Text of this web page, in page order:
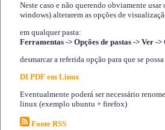
Neste caso e não querendo obviamente
windows) alterarem as opções de
em qualquer pasta:
Ferramentas -> Opções de pastas -> Ver -
desmarcar a referida opção para que se
DI PDF em Linux
Eventualmente poderá ser necessário
linux (exemplo ubuntu + firefox)
Fonte RSS